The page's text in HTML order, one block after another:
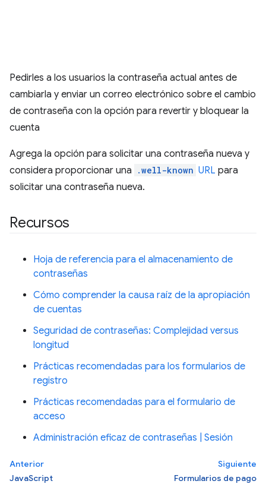
Pedirles a los usuarios la contraseña actual antes de
cambiarla y enviar un correo electrónico sobre el cambio
de contraseña con la opción para revertir y bloquear la
cuenta
Agrega la opción para solicitar una contraseña nueva y
considera proporcionar una
.well-known URL para
solicitar una contraseña nueva.
Recursos
Hoja de referencia para el almacenamiento de
contraseñas
Cómo comprender la causa raíz de la apropiación
de cuentas
Seguridad de contraseñas: Complejidad versus
longitud
Prácticas recomendadas para los formularios de
registro
Prácticas recomendadas para el formulario de
acceso
Administración eficaz de contraseñas | Sesión
Anterior
JavaScript
Siguiente
Formularios de pago